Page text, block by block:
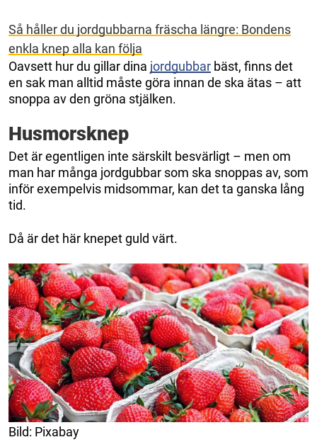
Så håller du jordgubbarna fräscha längre: Bondens
enkla knep alla kan följa
Oavsett hur du gillar dina jordgubbar bäst, finns det
en sak man alltid måste göra innan de ska ätas – att
snoppa av den gröna stjälken.
Husmorsknep
Det är egentligen inte särskilt besvärligt – men om
man har många jordgubbar som ska snoppas av, som
inför exempelvis midsommar, kan det ta ganska lång
tid.
Då är det här knepet guld värt.
Bild: Pixabay